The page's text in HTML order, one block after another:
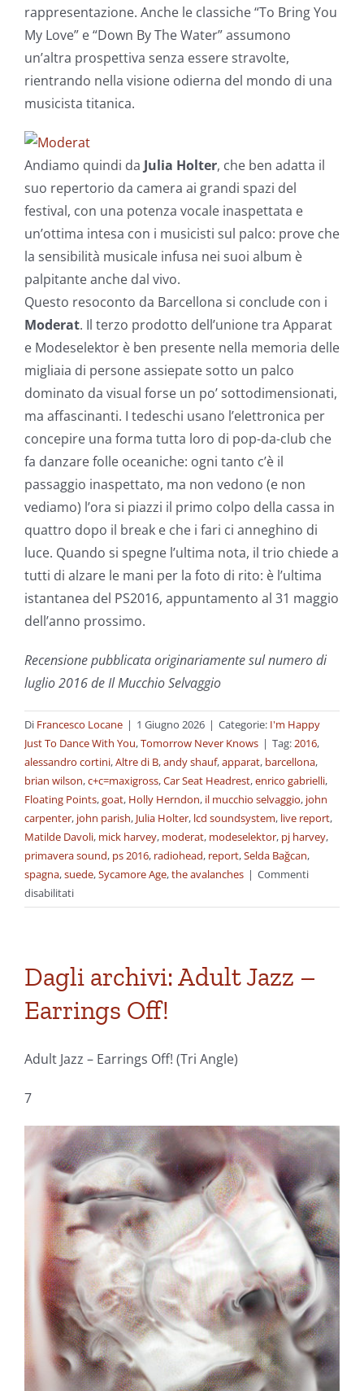
rappresentazione. Anche le classiche “To Bring You
My Love” e “Down By The Water” assumono
un’altra prospettiva senza essere stravolte,
rientrando nella visione odierna del mondo di una
musicista titanica.
Andiamo quindi da Julia Holter, che ben adatta il
suo repertorio da camera ai grandi spazi del
festival, con una potenza vocale inaspettata e
un’ottima intesa con i musicisti sul palco: prove che
la sensibilità musicale infusa nei suoi album è
palpitante anche dal vivo.
Questo resoconto da Barcellona si conclude con i
Moderat. Il terzo prodotto dell’unione tra Apparat
e Modeselektor è ben presente nella memoria delle
migliaia di persone assiepate sotto un palco
dominato da visual forse un po’ sottodimensionati,
ma affascinanti. I tedeschi usano l’elettronica per
concepire una forma tutta loro di pop-da-club che
fa danzare folle oceaniche: ogni tanto c’è il
passaggio inaspettato, ma non vedono (e non
vediamo) l’ora si piazzi il primo colpo della cassa in
quattro dopo il break e che i fari ci anneghino di
luce. Quando si spegne l’ultima nota, il trio chiede a
tutti di alzare le mani per la foto di rito: è l’ultima
istantanea del PS2016, appuntamento al 31 maggio
dell’anno prossimo.
Recensione pubblicata originariamente sul numero di
luglio 2016 de Il Mucchio Selvaggio
Di Francesco Locane | 1 Giugno 2026 | Categorie: I'm Happy
Just To Dance With You,Tomorrow Never Knows | Tag:2016,
alessandro cortini,Altre di B,andy shauf,apparat, barcellona,
brian wilson,c+c=maxigross,Car Seat Headrest,enrico gabrielli,
Floating Points,goat, Holly Herndon, il mucchio selvaggio, john
carpenter, john parish, Julia Holter, lcd soundsystem, live report,
Matilde Davoli, mick harvey, moderat, modeselektor, pj harvey,
primavera sound, ps 2016, radiohead, report,Selda Bağcan,
spagna,suede,Sycamore Age,the avalanches | Commenti
disabilitatisu
Dagli
Sound
2016
–
Il
Dagli archivi: Adult Jazz –
Earrings Off!
Adult Jazz – Earrings Off! (Tri Angle)
7